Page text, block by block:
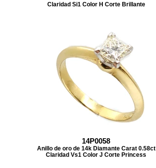
Claridad Si1 Color H Corte Brillante
14P0058
Anillo de oro de 14k Diamante Carat 0.58ct
Claridad Vs1 Color J Corte Princess